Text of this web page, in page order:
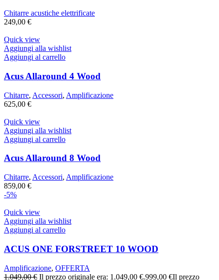
Chitarre acustiche elettrificate
249,00 €
Quick view
Aggiungi alla wishlist
Aggiungi al carrello
Acus Allaround 4 Wood
Chitarre, Accessori, Amplificazione
625,00 €
Quick view
Aggiungi alla wishlist
Aggiungi al carrello
Acus Allaround 8 Wood
Chitarre, Accessori, Amplificazione
859,00 €
-5%
Quick view
Aggiungi alla wishlist
Aggiungi al carrello
ACUS ONE FORSTREET 10 WOOD
Amplificazione, OFFERTA
1.049,00€ Il prezzo originale era: 1.049,00 €.999,00 €Il prezzo